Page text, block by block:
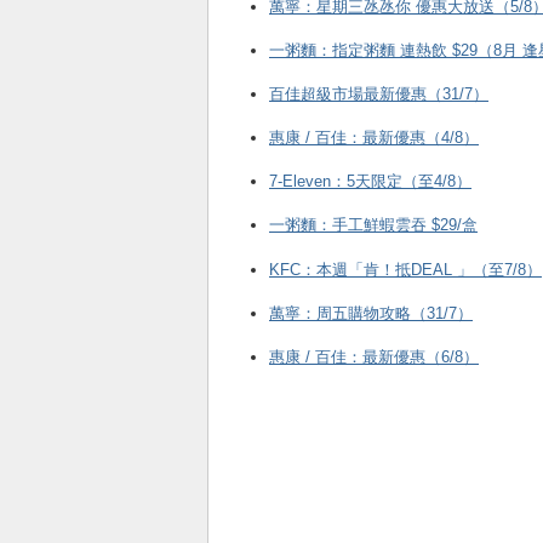
萬寧：星期三氹氹你 優惠大放送（5/8）
一粥麵：指定粥麵 連熱飲 $29（8月 逢
百佳超級市場最新優惠（31/7）
惠康 / 百佳：最新優惠（4/8）
7-Eleven：5天限定（至4/8）
一粥麵：手工鮮蝦雲吞 $29/盒
KFC ：本週「肯！抵DEAL 」（至7/8）
萬寧：周五購物攻略（31/7）
惠康 / 百佳：最新優惠（6/8）